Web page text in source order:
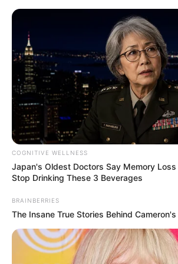
Polski hit serialowy
tygodnie! Zobaczcie
zapowiedź 3. sezonu
Karol Urbański 25 sierpnia 2023
COGNITIVE WELLNESS
Japan's Oldest Doctors Say Memory
Stop Drinking These 3 Beverages
BRAINBERRIES
The Insane True Stories Behind